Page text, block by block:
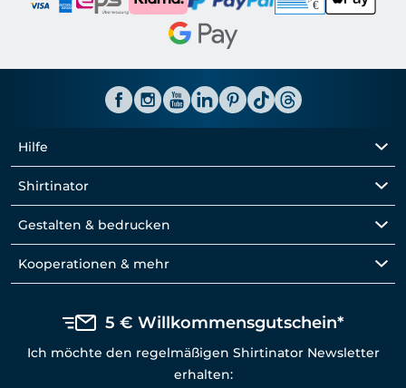
Hilfe
Shirtinator
Gestalten & bedrucken
Kooperationen & mehr
5 € Willkommensgutschein*
Ich möchte den regelmäßigen Shirtinator Newsletter
erhalten: